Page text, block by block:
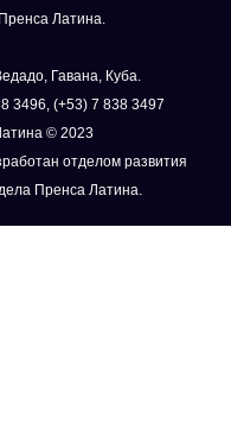
Латина.
Гавана, Куба.
3496, (+53) 7 838 3497
© 2023
отделом развития
Пренса Латина.